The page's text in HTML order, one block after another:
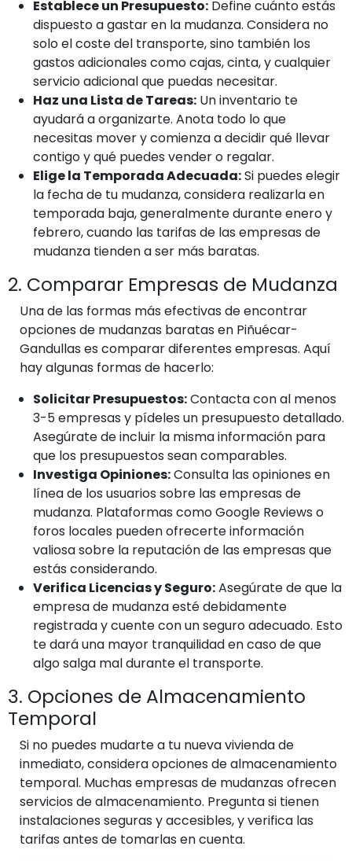
Establece un Presupuesto: Define cuánto estás
dispuesto a gastar en la mudanza. Considera no
solo el coste del transporte, sino también los
gastos adicionales como cajas, cinta, y cualquier
servicio adicional que puedas necesitar.
Haz una Lista de Tareas: Un inventario te
ayudará a organizarte. Anota todo lo que
necesitas mover y comienza a decidir qué llevar
contigo y qué puedes vender o regalar.
Elige la Temporada Adecuada:Si puedes elegir
la fecha de tu mudanza, considera realizarla en
temporada baja, generalmente durante enero y
febrero, cuando las tarifas de las empresas de
mudanza tienden a ser más baratas.
2. Comparar Empresas de Mudanza
Una de las formas más efectivas de encontrar
opciones de mudanzas baratas en Piñuécar-
Gandullas es comparar diferentes empresas. Aquí
hay algunas formas de hacerlo:
Solicitar Presupuestos:Contacta con al menos
3-5 empresas y pídeles un presupuesto detallado.
Asegúrate de incluir la misma información para
que los presupuestos sean comparables.
Investiga Opiniones:Consulta las opiniones en
línea de los usuarios sobre las empresas de
mudanza. Plataformas como Google Reviews o
foros locales pueden ofrecerte información
valiosa sobre la reputación de las empresas que
estás considerando.
Verifica Licencias y Seguro:Asegúrate de que la
empresa de mudanza esté debidamente
registrada y cuente con un seguro adecuado. Esto
te dará una mayor tranquilidad en caso de que
algo salga mal durante el transporte.
3. Opciones de Almacenamiento
Temporal
Si no puedes mudarte a tu nueva vivienda de
inmediato, considera opciones de almacenamiento
temporal. Muchas empresas de mudanzas ofrecen
servicios de almacenamiento. Pregunta si tienen
instalaciones seguras y accesibles, y verifica las
tarifas antes de tomarlas en cuenta.